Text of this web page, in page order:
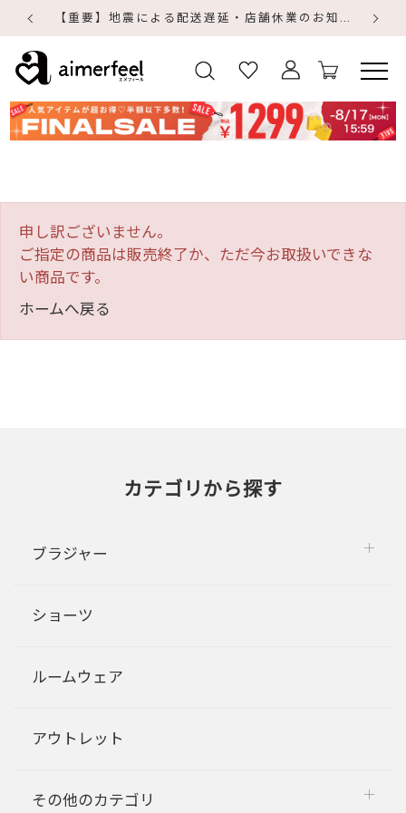
【重要】地震による配送遅延・店舗休業のお知らせ
申し訳ございません。
ご指定の商品は販売終了か、ただ今お取扱いできな
い商品です。
ホームへ戻る
カテゴリから探す
ブラジャー
ショーツ
ルームウェア
アウトレット
その他のカテゴリ